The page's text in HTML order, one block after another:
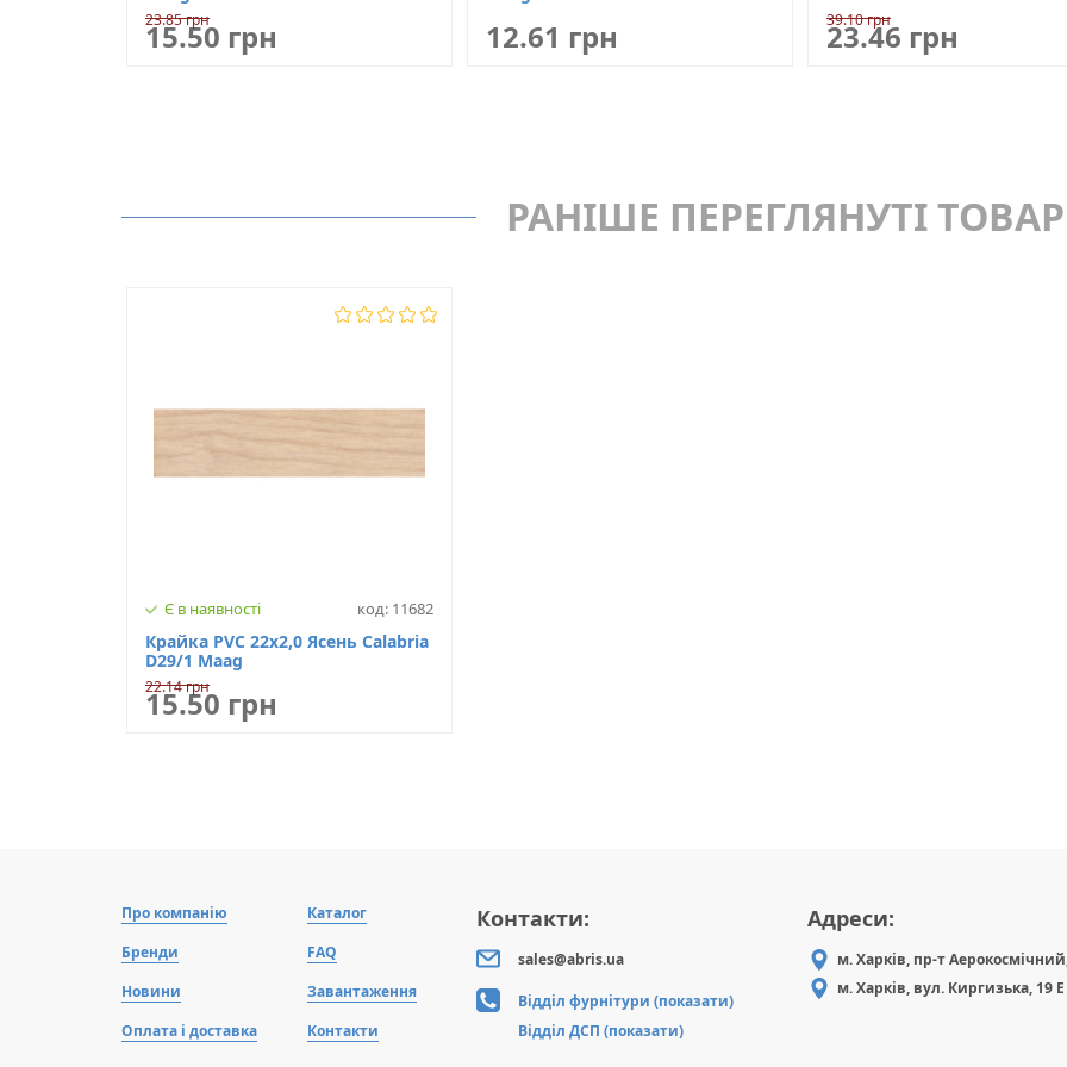
23.85 грн
15.50 грн 12.61 грн 39.10 грн
23.46 грн
РАНІШЕ ПЕРЕГЛЯНУТІ
Є в наявності код: 11682
Крайка PVC 22х2,0 Ясень Calabria
D29/1 Maag
22.14 грн
15.50 грн
Про компанію
Бренди
Новини
Оплата і доставка
Каталог
FAQ
Завантаження
Контакти
Контакти:
sales@abris.ua
Відділ фурнітури (показати)
Відділ ДСП (показати)
Адреси:
м. Харків, пр-т
м. Харків, вул. Киргизька, 19 Е